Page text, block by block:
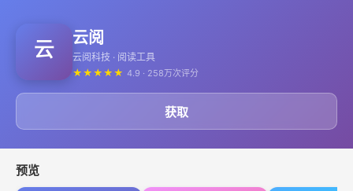
云阅
云阅科技 · 阅读工具
★ ★ ★ ★ ★ 4.9 · 258万次评分
获取
预览